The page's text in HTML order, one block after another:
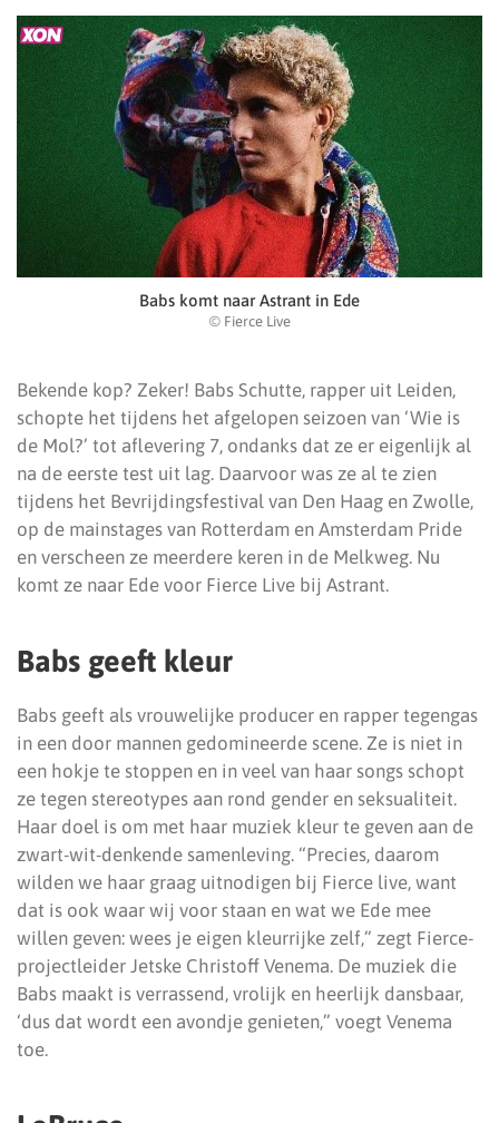
Babs komt naar Astrant in Ede
© Fierce Live
Bekende kop? Zeker! Babs Schutte, rapper uit Leiden,
schopte het tijdens het afgelopen seizoen van ‘Wie is
de Mol?’ tot aflevering 7, ondanks dat ze er eigenlijk al
na de eerste test uit lag. Daarvoor was ze al te zien
tijdens het Bevrijdingsfestival van Den Haag en Zwolle,
op de mainstages van Rotterdam en Amsterdam Pride
en verscheen ze meerdere keren in de Melkweg. Nu
komt ze naar Ede voor Fierce Live bij Astrant.
Babs geeft kleur
Babs geeft als vrouwelijke producer en rapper tegengas
in een door mannen gedomineerde scene. Ze is niet in
een hokje te stoppen en in veel van haar songs schopt
ze tegen stereotypes aan rond gender en seksualiteit.
Haar doel is om met haar muziek kleur te geven aan de
zwart-wit-denkende samenleving. “Precies, daarom
wilden we haar graag uitnodigen bij Fierce live, want
dat is ook waar wij voor staan en wat we Ede mee
willen geven: wees je eigen kleurrijke zelf,” zegt Fierce-
projectleider Jetske Christoff Venema. De muziek die
Babs maakt is verrassend, vrolijk en heerlijk dansbaar,
‘dus dat wordt een avondje genieten,” voegt Venema
toe.